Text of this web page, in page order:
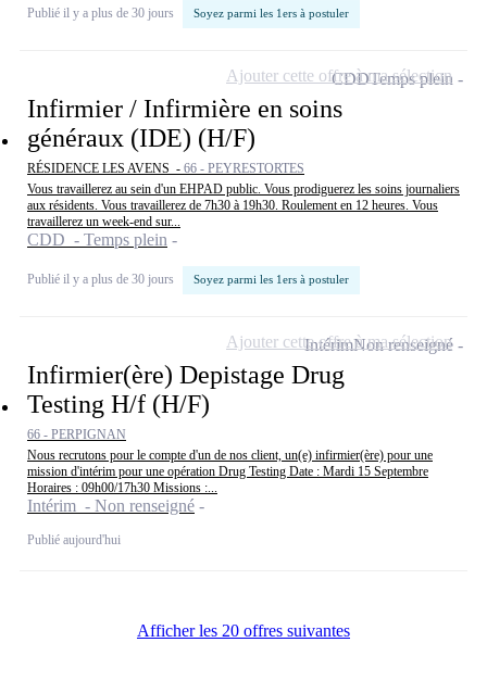
Publié il y a plus de 30 jours Soyez parmi les 1ers à postuler
Infirmier / Infirmière en soins
généraux (IDE) (H/F)
RÉSIDENCE LES AVENS - 66 - PEYRESTORTES
Vous travaillerez au sein d'un EHPAD public. Vous prodiguerez les soins journaliers
aux résidents. Vous travaillerez de 7h30 à 19h30. Roulement en 12 heures. Vous
travaillerez un week-end sur...
CDD - Temps plein
Publié il y a plus de 30 jours Soyez parmi les 1ers à postuler
CDDTemps plein
Ajouter cette offre à ma sélection
Infirmier(ère) Depistage Drug
Testing H/f (H/F)
66 - PERPIGNAN
Nous recrutons pour le compte d'un de nos client, un(e) infirmier(ère) pour une
mission d'intérim pour une opération Drug Testing Date : Mardi 15 Septembre
Horaires : 09h00/17h30 Missions :...
Intérim - Non renseigné
Publié aujourd'hui
IntérimNon renseigné
Ajouter cette offre à ma sélection
Afficher les 20 offres suivantes